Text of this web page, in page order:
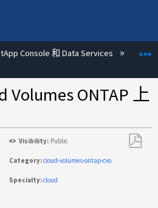
次Console 和 Data Services
Volumes ONTAP 上
Visibility: Public
Category:cloud-volumes-ontap-cvo
Specialty:cloud